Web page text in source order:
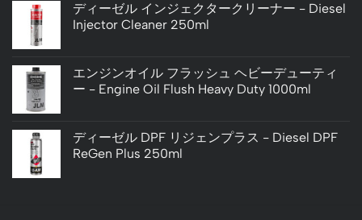
ディーゼル インジェクタークリーナー - Diesel
Injector Cleaner 250ml
エンジンオイル フラッシュ ヘビーデューティ
ー - Engine Oil Flush Heavy Duty 1000ml
ディーゼル DPF リジェンプラス - Diesel DPF
ReGen Plus 250ml